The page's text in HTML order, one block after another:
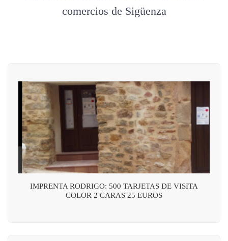
comercios de Sigüenza
IMPRENTA RODRIGO: 500 TARJETAS DE VISITA
COLOR 2 CARAS 25 EUROS